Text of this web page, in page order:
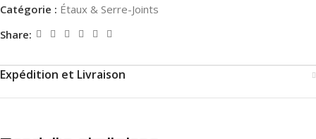
Catégorie : Étaux & Serre-Joints
Share:
Expédition et Livraison